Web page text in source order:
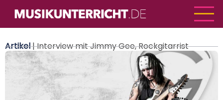
zum
Inhalt
Artikel| Interview mit Jimmy Gee, Rockgitarrist